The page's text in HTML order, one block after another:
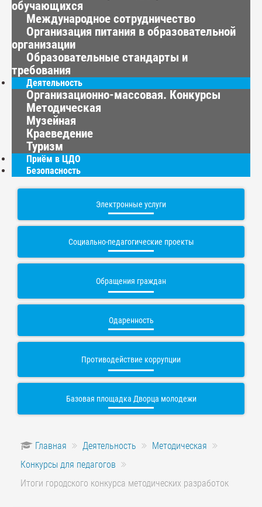
обучающихся
Международное сотрудничество
Организация питания в образовательной
организации
Образовательные стандарты и
требования
Деятельность
Организационно-массовая. Конкурсы
Методическая
Музейная
Краеведение
Туризм
Приём в ЦДО
Безопасность
Электронные услуги
Социально-педагогические проекты
Обращения граждан
Одаренность
Противодействие коррупции
Базовая площадка Дворца молодежи
Главная Деятельность
Методическая
Конкурсы для педагогов
Итоги городского конкурса методических разработок